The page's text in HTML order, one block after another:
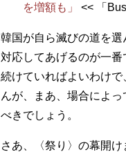
を増額も」
<< 「
韓国が自ら滅びの道を
対応してあげるのが一
続けていればよいわけ
んが、まあ、場合によ
べきでしょう。
さあ、〈祭り〉の幕開け